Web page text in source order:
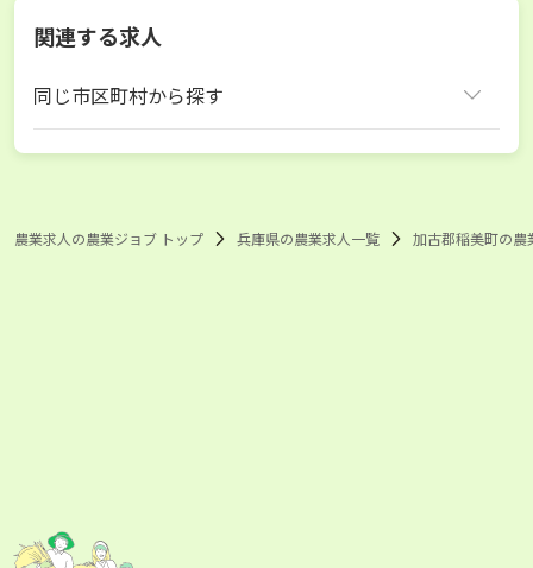
関連する求人
同じ市区町村から探す
農業求人の農業ジョブ トップ 兵庫県の農業求人一覧 加古郡稲美町の農